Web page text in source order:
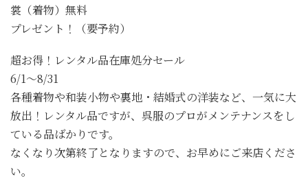
裳（着物）無料
プレゼント！（要予約）
超お得！レンタル品在庫処分セール
6/1～8/31
各種着物や和装小物や裏地・結婚式の洋装など、一気に大
放出！レンタル品ですが、呉服のプロがメンテナンスをし
ている品ばかりです。
なくなり次第終了となりますので、お早めにご来店くださ
い。